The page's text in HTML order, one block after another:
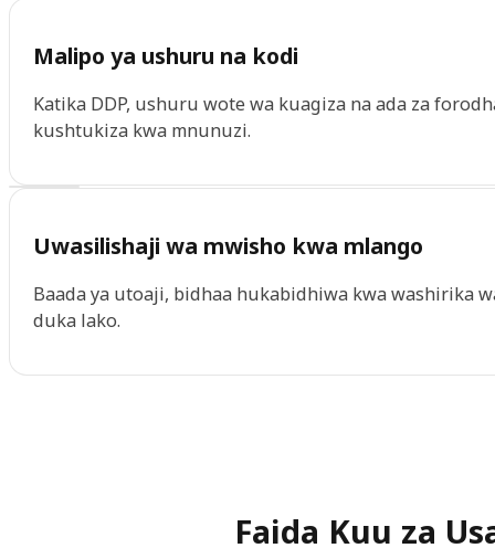
Malipo ya ushuru na kodi
Katika DDP, ushuru wote wa kuagiza na ada za
kushtukiza kwa mnunuzi.
Uwasilishaji wa mwisho kwa mlango
Baada ya utoaji, bidhaa hukabidhiwa kwa washirika
duka lako.
Faida Kuu za